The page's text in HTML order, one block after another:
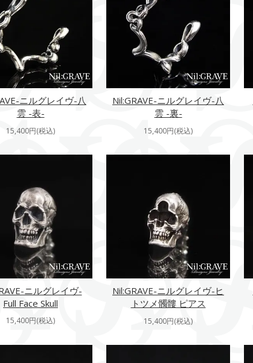
ニルグレイヴ-八
雲 -表-
15,400円(税込)
Nil:GRAVE-ニルグレイヴ-八
雲 -裏-
15,400円(税込)
ニルグレイヴ-
Full Face Skull
15,400円(税込)
Nil:GRAVE-ニルグレイヴ-ヒ
トツメ髑髏 ピアス
15,400円(税込)